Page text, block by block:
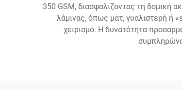
350 GSM, διασφαλίζοντας τη δομική
λάμινας, όπως ματ, γυαλιστερή ή
χειρισμό. Η δυνατότητα